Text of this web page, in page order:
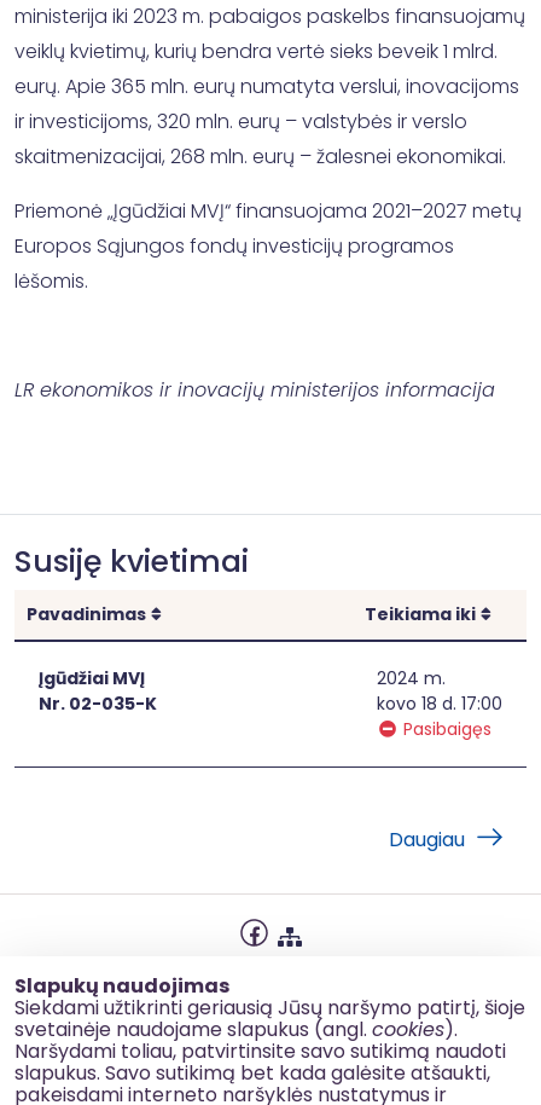
Slapukų naudojimas
Siekdami užtikrinti geriausią Jūsų naršymo patirtį, šioje
svetainėje naudojame slapukus (angl. cookies).
Naršydami toliau, patvirtinsite savo sutikimą naudoti
slapukus. Savo sutikimą bet kada galėsite atšaukti,
pakeisdami interneto naršyklės nustatymus ir
ministerija iki 2023 m. pabaigos paskelbs finansuojamų
veiklų kvietimų, kurių bendra vertė sieks beveik 1 mlrd.
eurų. Apie 365 mln. eurų numatyta verslui, inovacijoms
ir investicijoms, 320 mln. eurų – valstybės ir verslo
skaitmenizacijai, 268 mln. eurų – žalesnei ekonomikai.
Priemonė „Įgūdžiai MVĮ“ finansuojama 2021–2027 metų
Europos Sąjungos fondų investicijų programos
lėšomis.
LR ekonomikos ir inovacijų ministerijos informacija
Susiję kvietimai
Pavadinimas Rikiuoti Teikiama iki
Įgūdžiai MVĮ
Nr. 02-035-K
2024 m.
kovo 18 d. 17:00
Pasibaigęs
Daugiau
Slapukų naudojimas
Korupcijos prevencija
Kontaktai